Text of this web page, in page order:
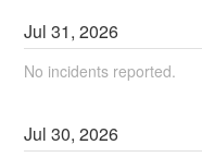
Jul31,2026
No incidents reported.
Jul30,2026